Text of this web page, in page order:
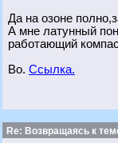
Да на озоне
А мне латунный
работающий
Во. Ссылка.
Re: Возвращаясь к